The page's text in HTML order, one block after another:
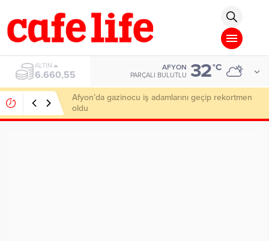
ALTIN
6.660,55
AFYON
PARÇALI BULUTLU 32°C
Afyon’da gazinocu iş adamlarını geçip rekortmen
oldu